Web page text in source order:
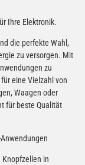
Ihre Elektronik.
die perfekte Wahl,
zu versorgen. Mit
zu
eine Vielzahl von
Waagen oder
für beste Qualität
Knopfzellen in